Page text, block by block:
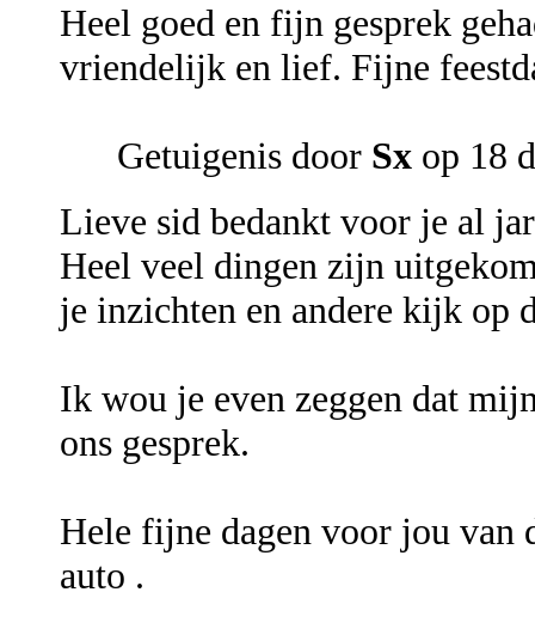
Heel goed en fijn gesprek
vriendelijk en lief. Fijne
Getuigenis door Sx op 18
Lieve sid bedankt voor je al
Heel veel dingen zijn
je inzichten en andere kijk op
Ik wou je even zeggen dat
ons gesprek.
Hele fijne dagen voor jou van
auto .